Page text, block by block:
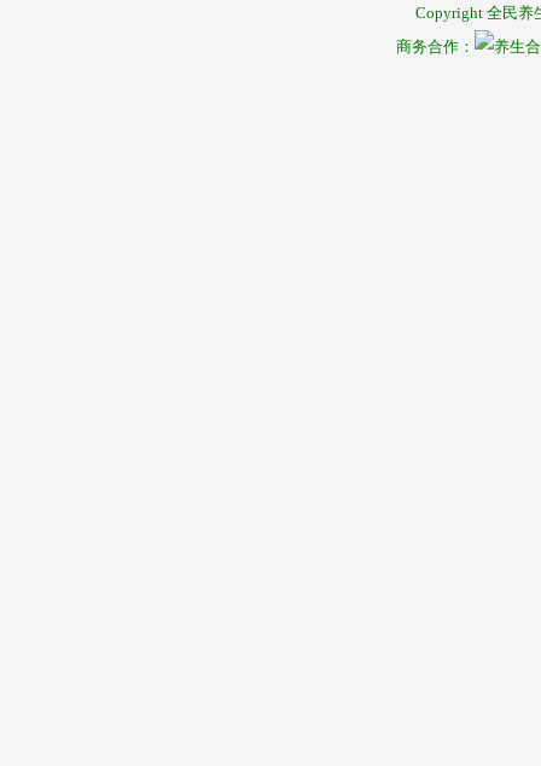
Copyright 全民养
商务合作：